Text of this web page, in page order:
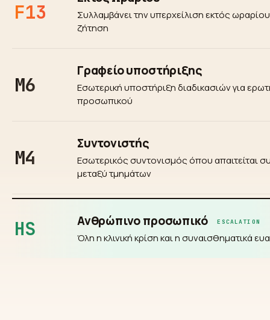
F13
Συλλαμβάνει την υπερχείλιση εκτός
ζήτηση
M6
Γραφείο υποστήριξης
Εσωτερική υποστήριξη διαδικασιών για
προσωπικού
M4
Συντονιστής
Εσωτερικός συντονισμός όπου απαιτείται
μεταξύ τμημάτων
HS Ανθρώπινο προσωπικό ESCALATION
Όλη η κλινική κρίση και η συναισθηματικά